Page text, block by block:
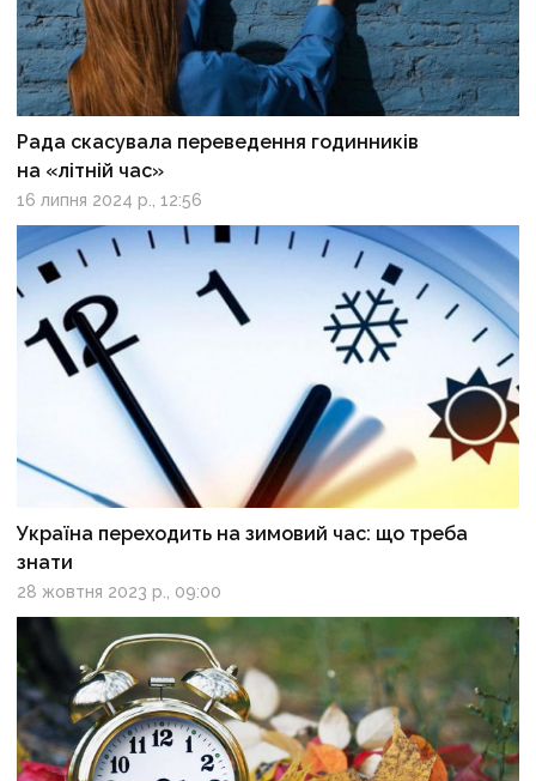
Рада скасувала переведення годинників
на «літній час»
16 липня 2024 р., 12:56
Україна переходить на зимовий час: що треба
знати
28 жовтня 2023 р., 09:00